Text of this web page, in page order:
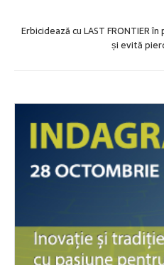
Erbicidează cu LAST FRONTIER
și evită